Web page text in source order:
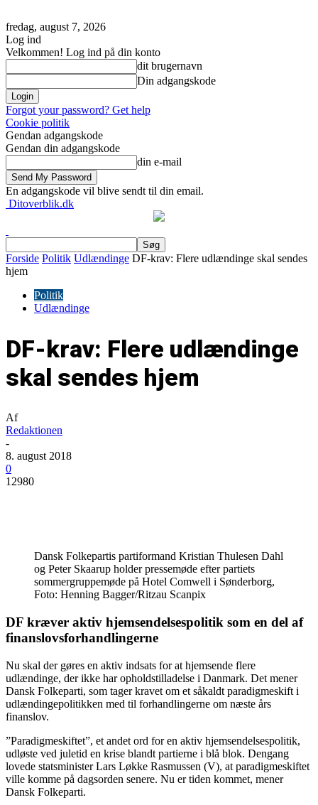
fredag, august 7, 2026
Log ind
Velkommen! Log ind på din konto
dit brugernavn
Din adgangskode
Forgot your password? Get help
Cookie politik
Gendan adgangskode
Gendan din adgangskode
din e-mail
En adgangskode vil blive sendt til din email.
Ditoverblik.dk
Forside Politik Udlændinge DF-krav: Flere udlændinge skal sendes
hjem
Politik
Udlændinge
DF-krav: Flere udlændinge
skal sendes hjem
Af
Redaktionen
-
8. august 2018
0
12980
Dansk Folkepartis partiformand Kristian Thulesen Dahl
og Peter Skaarup holder pressemøde efter partiets
sommergruppemøde på Hotel Comwell i Sønderborg,
Foto: Henning Bagger/Ritzau Scanpix
DF kræver aktiv hjemsendelsespolitik som en del af
finanslovsforhandlingerne
Nu skal der gøres en aktiv indsats for at hjemsende flere
udlændinge, der ikke har opholdstilladelse i Danmark. Det mener
Dansk Folkeparti, som tager kravet om et såkaldt paradigmeskift i
udlændingepolitikken med til forhandlingerne om næste års
finanslov.
”Paradigmeskiftet”, et andet ord for en aktiv hjemsendelsespolitik,
udløste ved juletid en krise blandt partierne i blå blok. Dengang
lovede statsminister Lars Løkke Rasmussen (V), at paradigmeskiftet
ville komme på dagsorden senere. Nu er tiden kommet, mener
Dansk Folkeparti.